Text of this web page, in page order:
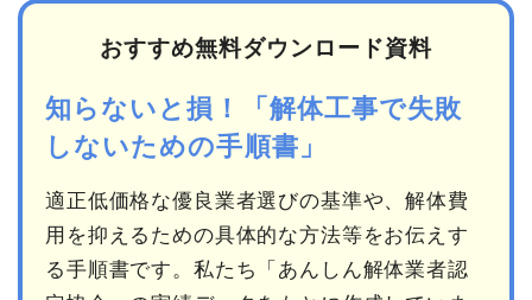
おすすめ無料ダウンロード資料
知らないと損！「解体工事で失敗
しないための手順書」
適正低価格な優良業者選びの基準や、解体費
用を抑えるための具体的な方法等をお伝えす
る手順書です。私たち「あんしん解体業者認